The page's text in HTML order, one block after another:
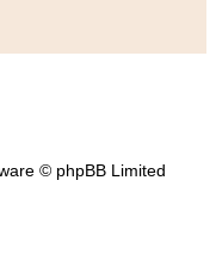
© phpBB Limited